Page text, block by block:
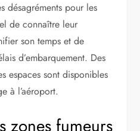
désagréments pour les
de connaître leur
son temps et de
d’embarquement. Des
espaces sont disponibles
à l’aéroport.
zones fumeurs